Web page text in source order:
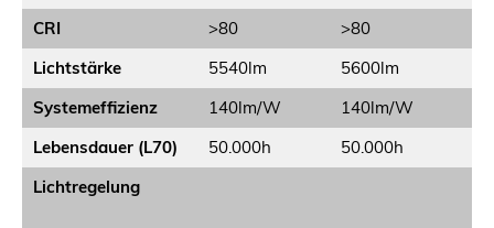
CRI
>80 >80
Lichtstärke
5540lm 5600lm
Systemeffizienz
140lm/W 140lm/W
Lebensdauer (L70)
50.000h 50.000h
Lichtregelung